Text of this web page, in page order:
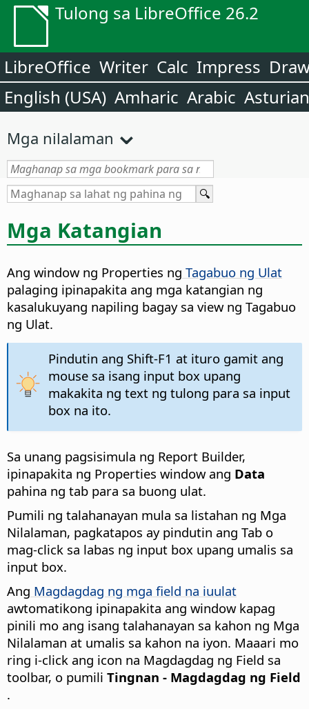
Tulong sa LibreOffice 26.2
LibreOffice Writer Calc Impress
English (USA) Amharic Arabic Asturian
Mga nilalaman
Mga Katangian
Ang window ng Properties ng Tagabuo ng Ulat
palaging ipinapakita ang mga katangian ng
kasalukuyang napiling bagay sa view ng Tagabuo
ng Ulat.
Pindutin ang Shift-F1 at ituro gamit ang
mouse sa isang input box upang
makakita ng text ng tulong para sa input
box na ito.
Sa unang pagsisimula ng Report Builder,
ipinapakita ng Properties window ang Data
pahina ng tab para sa buong ulat.
Pumili ng talahanayan mula sa listahan ng Mga
Nilalaman, pagkatapos ay pindutin ang Tab o
mag-click sa labas ng input box upang umalis sa
input box.
Ang Magdagdag ng mga field na iuulat
awtomatikong ipinapakita ang window kapag
pinili mo ang isang talahanayan sa kahon ng Mga
Nilalaman at umalis sa kahon na iyon. Maaari mo
ring i-click ang icon na Magdagdag ng Field sa
toolbar, o pumili Tingnan - Magdagdag ng Field
.